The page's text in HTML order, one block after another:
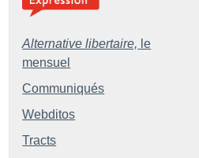
Alternative libertaire, le
mensuel
Communiqués
Webditos
Tracts